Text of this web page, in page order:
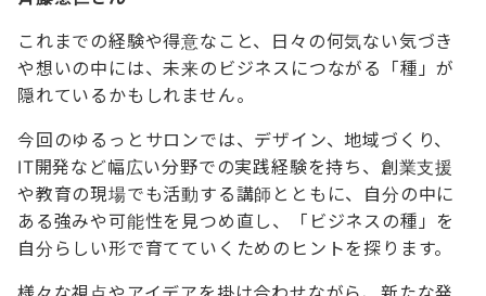
これまでの経験や得意なこと、日々の何気ない気づき
や想いの中には、未来のビジネスにつながる「種」が
隠れているかもしれません。
今回のゆるっとサロンでは、デザイン、地域づくり、
IT開発など幅広い分野での実践経験を持ち、創業支援
や教育の現場でも活動する講師とともに、自分の中に
ある強みや可能性を見つめ直し、「ビジネスの種」を
自分らしい形で育てていくためのヒントを探ります。